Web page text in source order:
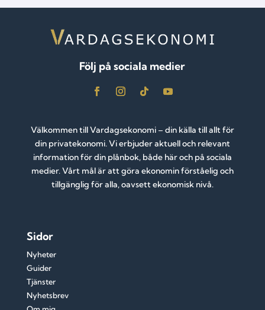
Följ på sociala medier
Välkommen till Vardagsekonomi – din källa till allt för
din privatekonomi. Vi erbjuder aktuell och relevant
information för din plånbok, både här och på sociala
medier. Vårt mål är att göra ekonomin förståelig och
tillgänglig för alla, oavsett ekonomisk nivå.
Sidor
Nyheter
Guider
Tjänster
Nyhetsbrev